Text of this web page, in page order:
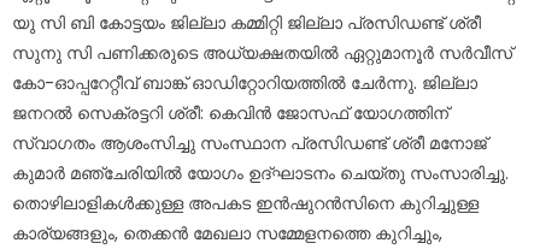
യു സി ബി കോട്ടയം ജില്ലാ കമ്മിറ്റി ജില്ലാ പ്രസിഡണ്ട് ശ്രീ
സുനു സി പണിക്കരുടെ അധ്യക്ഷതയിൽ ഏറ്റുമാനൂർ സർവീസ്
കോ-ഓപ്പറേറ്റീവ് ബാങ്ക് ഓഡിറ്റോറിയത്തിൽ ചേർന്നു. ജില്ലാ
ജനറൽ സെക്രട്ടറി ശ്രീ: കെവിൻ ജോസഫ് യോഗത്തിന്
സ്വാഗതം ആശംസിച്ചു സംസ്ഥാന പ്രസിഡണ്ട് ശ്രീ മനോജ്
കുമാർ മഞ്ചേരിയിൽ യോഗം ഉദ്ഘാടനം ചെയ്തു സംസാരിച്ചു.
തൊഴിലാളികൾക്കുള്ള അപകട ഇൻഷുറൻസിനെ കുറിച്ചുള്ള
കാര്യങ്ങളും, തെക്കൻ മേഖലാ സമ്മേളനത്തെ കുറിച്ചും,